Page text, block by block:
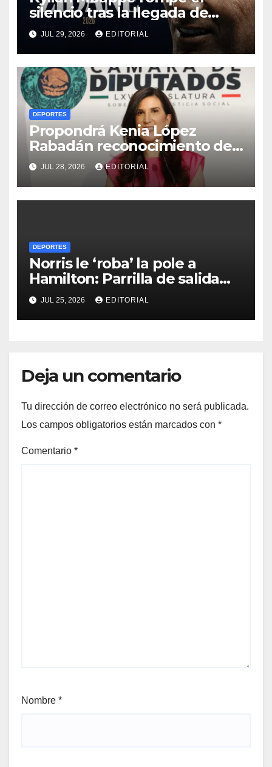
silencio tras la llegada de
Zinedine Zidane a la
selección de Francia
JUL 29, 2026 EDITORIAL
DEPORTES
Propondrá Kenia López
Rabadán reconocimiento del
Congreso mexicano al ciclista
Isaac del Toro
JUL 28, 2026 EDITORIAL
DEPORTES
Norris le ‘roba’ la pole a
Hamilton: Parrilla de salida
del Gran Premio de Hungría
2026
JUL 25, 2026 EDITORIAL
Deja un comentario
Tu dirección de correo electrónico no será publicada.
Los campos obligatorios están marcados con *
Comentario *
Nombre *